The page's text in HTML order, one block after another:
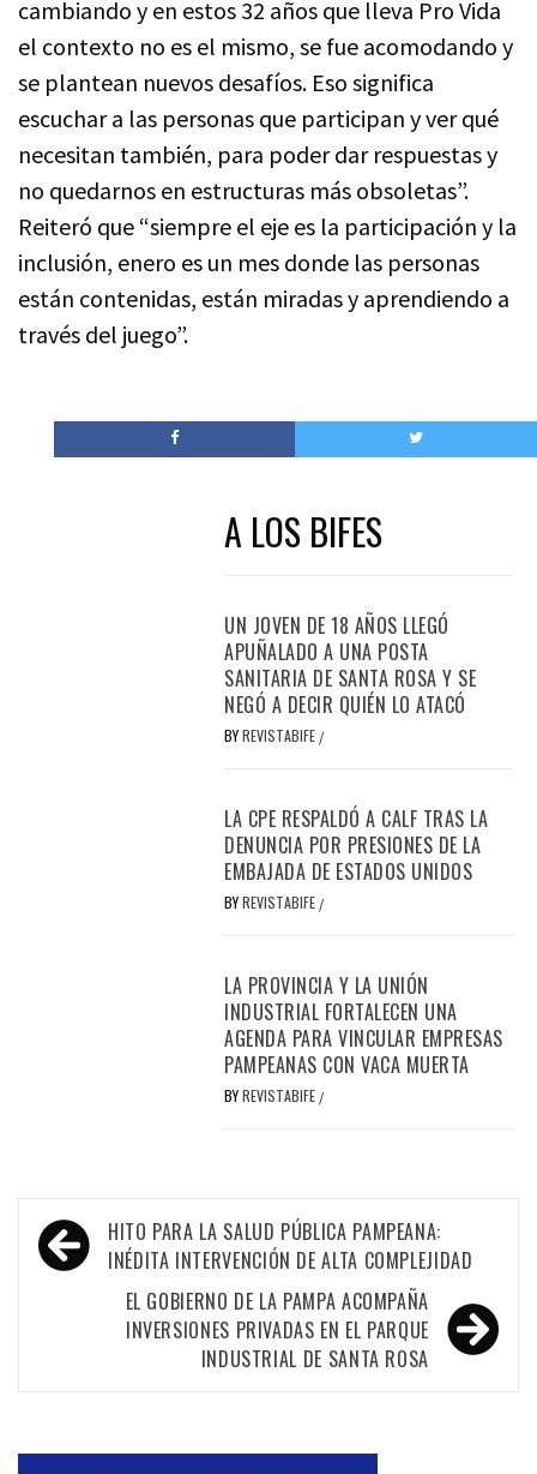
cambiando y en estos 32 años que lleva Pro Vida
el contexto no es el mismo, se fue acomodando y
se plantean nuevos desafíos. Eso significa
escuchar a las personas que participan y ver qué
necesitan también, para poder dar respuestas y
no quedarnos en estructuras más obsoletas”.
Reiteró que “siempre el eje es la participación y la
inclusión, enero es un mes donde las personas
están contenidas, están miradas y aprendiendo a
través del juego”.
A LOS BIFES
UN JOVEN DE 18 AÑOS LLEGÓ
APUÑALADO A UNA POSTA
SANITARIA DE SANTA ROSA Y SE
NEGÓ A DECIR QUIÉN LO ATACÓ
BYREVISTABIFE /
LA CPE RESPALDÓ A CALF TRAS LA
DENUNCIA POR PRESIONES DE LA
EMBAJADA DE ESTADOS UNIDOS
BYREVISTABIFE /
LA PROVINCIA Y LA UNIÓN
INDUSTRIAL FORTALECEN UNA
AGENDA PARA VINCULAR EMPRESAS
PAMPEANAS CON VACA MUERTA
BYREVISTABIFE /
Navegación
de
entradas
HITO PARA LA SALUD PÚBLICA PAMPEANA:
INÉDITA INTERVENCIÓN DE ALTA COMPLEJIDAD
EL GOBIERNO DE LA PAMPA ACOMPAÑA
INVERSIONES PRIVADAS EN EL PARQUE
INDUSTRIAL DE SANTA ROSA